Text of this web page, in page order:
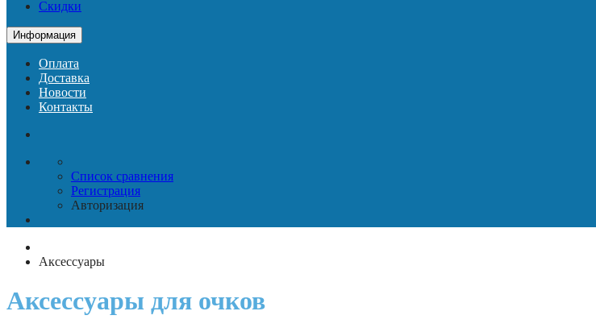
Скидки
Информация
Оплата
Доставка
Новости
Контакты
Список сравнения
Регистрация
Авторизация
Аксессуары
Аксессуары для очков